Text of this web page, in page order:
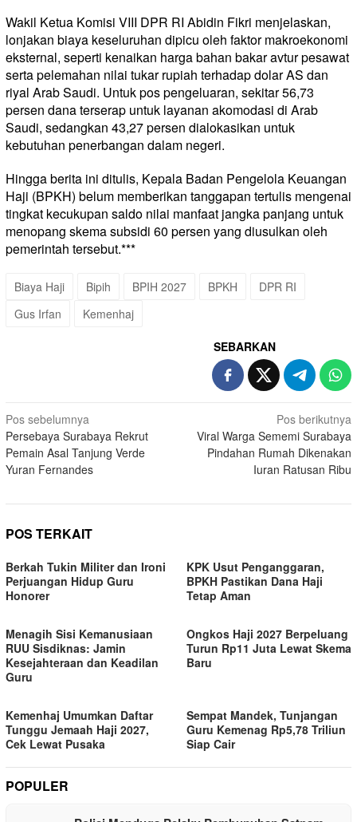
Wakil Ketua Komisi VIII DPR RI Abidin Fikri menjelaskan,
lonjakan biaya keseluruhan dipicu oleh faktor makroekonomi
eksternal, seperti kenaikan harga bahan bakar avtur pesawat
serta pelemahan nilai tukar rupiah terhadap dolar AS dan
riyal Arab Saudi. Untuk pos pengeluaran, sekitar 56,73
persen dana terserap untuk layanan akomodasi di Arab
Saudi, sedangkan 43,27 persen dialokasikan untuk
kebutuhan penerbangan dalam negeri.
Hingga berita ini ditulis, Kepala Badan Pengelola Keuangan
Haji (BPKH) belum memberikan tanggapan tertulis mengenai
tingkat kecukupan saldo nilai manfaat jangka panjang untuk
menopang skema subsidi 60 persen yang diusulkan oleh
pemerintah tersebut.***
​Biaya Haji Bipih BPIH 2027 BPKH
DPR RI
Gus Irfan
Kemenhaj
SEBARKAN
Navigasi
pos
Pos sebelumnya
Persebaya Surabaya Rekrut
Pemain Asal Tanjung Verde
Yuran Fernandes
Pos berikutnya
Viral Warga Sememi Surabaya
Pindahan Rumah Dikenakan
Iuran Ratusan Ribu
POS TERKAIT
Berkah Tukin Militer dan Ironi
Perjuangan Hidup Guru
Honorer
KPK Usut Penganggaran,
BPKH Pastikan Dana Haji
Tetap Aman
Menagih Sisi Kemanusiaan
RUU Sisdiknas: Jamin
Kesejahteraan dan Keadilan
Guru
Ongkos Haji 2027 Berpeluang
Turun Rp11 Juta Lewat Skema
Baru
Kemenhaj Umumkan Daftar
Tunggu Jemaah Haji 2027,
Cek Lewat Pusaka
Sempat Mandek, Tunjangan
Guru Kemenag Rp5,78 Triliun
Siap Cair
POPULER